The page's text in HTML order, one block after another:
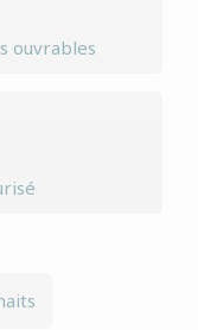
ouvrables